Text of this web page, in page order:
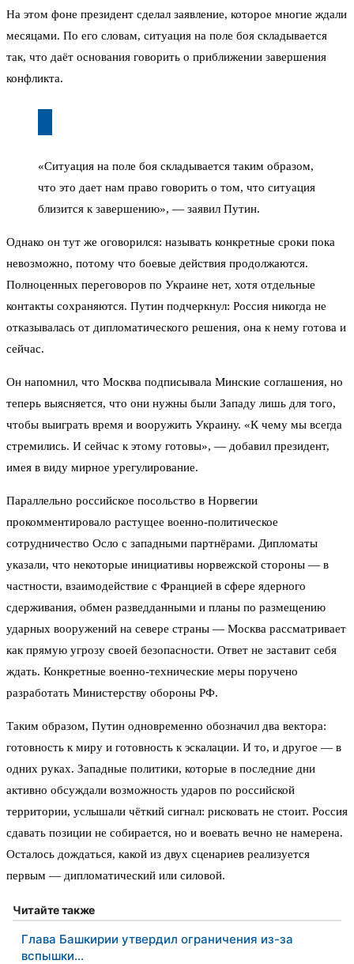
На этом фоне президент сделал заявление, которое многие ждали
месяцами. По его словам, ситуация на поле боя складывается
так, что даёт основания говорить о приближении завершения
конфликта.
«Ситуация на поле боя складывается таким образом,
что это дает нам право говорить о том, что ситуация
близится к завершению», — заявил Путин.
Однако он тут же оговорился: называть конкретные сроки пока
невозможно, потому что боевые действия продолжаются.
Полноценных переговоров по Украине нет, хотя отдельные
контакты сохраняются. Путин подчеркнул: Россия никогда не
отказывалась от дипломатического решения, она к нему готова и
сейчас.
Он напомнил, что Москва подписывала Минские соглашения, но
теперь выясняется, что они нужны были Западу лишь для того,
чтобы выиграть время и вооружить Украину. «К чему мы всегда
стремились. И сейчас к этому готовы», — добавил президент,
имея в виду мирное урегулирование.
Параллельно российское посольство в Норвегии
прокомментировало растущее военно-политическое
сотрудничество Осло с западными партнёрами. Дипломаты
указали, что некоторые инициативы норвежской стороны — в
частности, взаимодействие с Францией в сфере ядерного
сдерживания, обмен разведданными и планы по размещению
ударных вооружений на севере страны — Москва рассматривает
как прямую угрозу своей безопасности. Ответ не заставит себя
ждать. Конкретные военно-технические меры поручено
разработать Министерству обороны РФ.
Таким образом, Путин одновременно обозначил два вектора:
готовность к миру и готовность к эскалации. И то, и другое — в
одних руках. Западные политики, которые в последние дни
активно обсуждали возможность ударов по российской
территории, услышали чёткий сигнал: рисковать не стоит. Россия
сдавать позиции не собирается, но и воевать вечно не намерена.
Осталось дождаться, какой из двух сценариев реализуется
первым — дипломатический или силовой.
Читайте также
Глава Башкирии утвердил ограничения из-за
вспышки…